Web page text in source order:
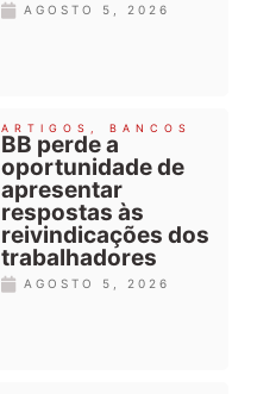
AGOSTO 5, 2026
ARTIGOS , BANCOS
BB perde a
oportunidade de
apresentar
respostas às
reivindicações dos
trabalhadores
AGOSTO 5, 2026